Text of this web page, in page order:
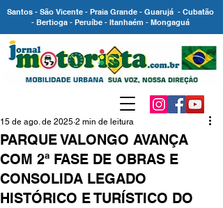
Santos - São Vicente - Praia Grande - Guarujá - Cubatão
- Bertioga - Peruíbe - Itanhaém - Mongaguá
PARQUE VALONGO AVANÇA
COM 2ª FASE DE OBRAS E
CONSOLIDA LEGADO
HISTÓRICO E TURÍSTICO DO
15 de ago. de 2025 2 min de leitura